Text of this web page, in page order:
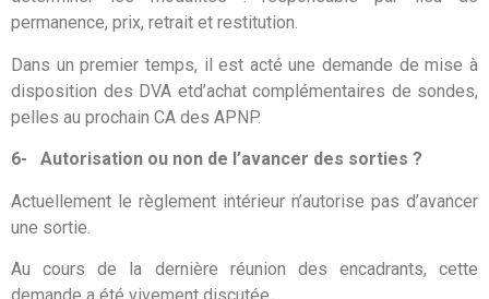
permanence, prix, retrait et restitution.
Dans un premier temps, il est acté une demande de mise à
disposition des DVA etd’achat complémentaires de sondes,
pelles au prochain CA des APNP.
6- Autorisation ou non de l’avancer des sorties ?
Actuellement le règlement intérieur n’autorise pas d’avancer
une sortie.
Au cours de la dernière réunion des encadrants, cette